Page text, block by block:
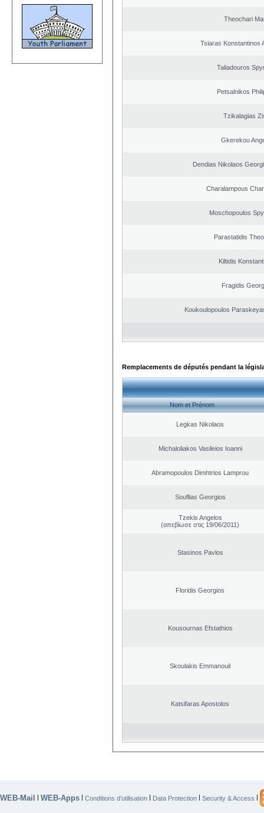
Theochari
Tsiaras Konstantinos
Taliadouros
Petsalnikos
Tzikalagias
Gkerekou
Dendias Nikolaos
Charalampous
Moschopoulos
Parastatidis
Kiltidis
Fragidis
Koukoulopoulos
Remplacements de députés pendant la
Nom et Prénom
Legkas Nikolaos
Michaloliakos Vasileios Ioanni
Abramopoulos Dimhtrios Lamprou
Souflias Georgios
Tzekis Angelos
(απεβίωσε στις 19/06/2011)
Stasinos Pavlos
Floridis Georgios
Kousournas Efstathios
Skoulakis Emmanouil
Katsifaras Apostolos
WEB-Mail WEB-Apps Conditions d’utilisation Data Protection Security & Access